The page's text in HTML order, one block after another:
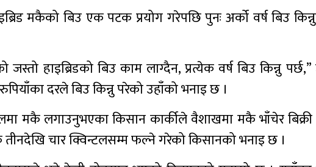
मकैको बिउ एक पटक प्रयोग गरेपछि पुनः अर्को वर्ष बिउ
हाइब्रिडको बिउ काम लाग्दैन, प्रत्येक वर्ष बिउ किन्नु पर्छ,”
दरले बिउ किन्नु परेको उहाँको भनाइ छ ।
मकै लगाउनुभएका किसान कार्कीले वैशाखमा मकै भाँचेर
तीनदेखि चार क्विन्टलसम्म फल्ने गरेको किसानको भनाइ छ ।